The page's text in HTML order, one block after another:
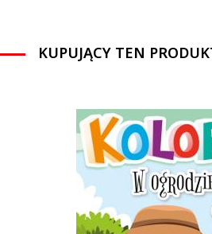
KUPUJĄCY TEN